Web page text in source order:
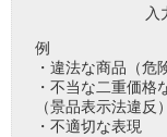
入
例
・違法な商品（危
・不当な二重価格
（景品表示法違反）
・不適切な表現